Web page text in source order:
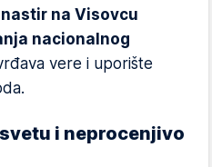
na Visovcu
nacionalnog
vere i uporište
i neprocenjivo